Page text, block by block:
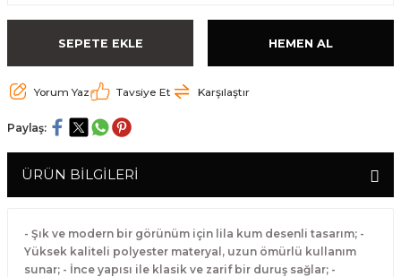
SEPETE EKLE HEMEN AL
Yorum Yaz Tavsiye Et Karşılaştır
Paylaş:
ÜRÜN BİLGİLERİ
- Şık ve modern bir görünüm için lila kum desenli tasarım; -
Yüksek kaliteli polyester materyal, uzun ömürlü kullanım
sunar; - İnce yapısı ile klasik ve zarif bir duruş sağlar; -